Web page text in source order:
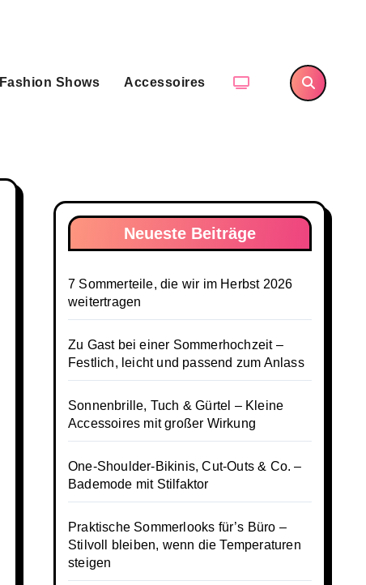
Fashion Shows Accessoires
Neueste Beiträge
7 Sommerteile, die wir im Herbst 2026
weitertragen
Zu Gast bei einer Sommerhochzeit –
Festlich, leicht und passend zum Anlass
Sonnenbrille, Tuch & Gürtel – Kleine
Accessoires mit großer Wirkung
One-Shoulder-Bikinis, Cut-Outs & Co. –
Bademode mit Stilfaktor
Praktische Sommerlooks für’s Büro –
Stilvoll bleiben, wenn die Temperaturen
steigen